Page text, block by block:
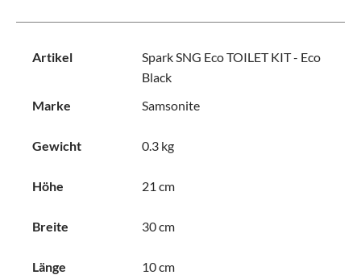
Artikel
Spark SNG Eco TOILET KIT - Eco
Black
Marke
Samsonite
Gewicht 0.3 kg
Höhe 21 cm
Breite 30 cm
Länge 10 cm